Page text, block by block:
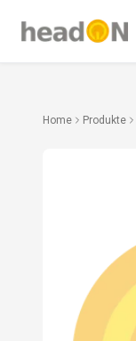
Home Produkte